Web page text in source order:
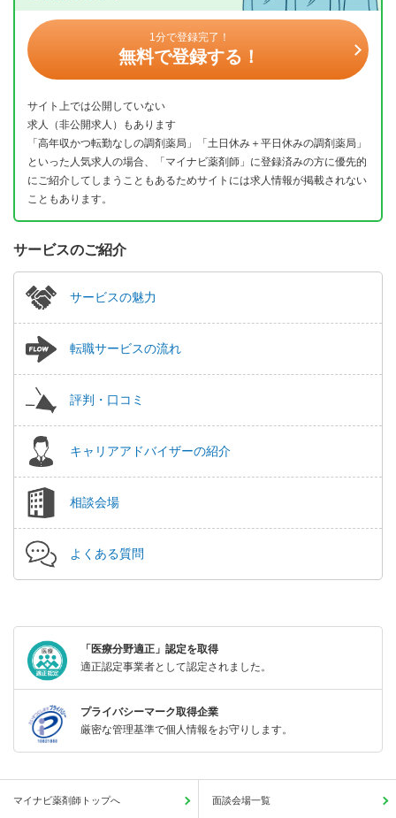
1分で登録完了！
無料で登録する！
サイト上では公開していない
求人（非公開求人）もあります
「高年収かつ転勤なしの調剤薬局」「土日休み＋平日休みの調剤薬局」
といった人気求人の場合、「マイナビ薬剤師」に登録済みの方に優先的
にご紹介してしまうこともあるためサイトには求人情報が掲載されない
こともあります。
サービスのご紹介
サービスの魅力
転職サービスの流れ
評判・口コミ
キャリアアドバイザーの紹介
相談会場
よくある質問
「医療分野適正」認定を取得
適正認定事業者として認定されました。
プライバシーマーク取得企業
厳密な管理基準で個人情報をお守りします。
マイナビ薬剤師トップへ 面談会場一覧